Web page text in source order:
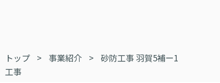
トップ > 事業紹介 > 砂防工事 羽賀5補ー1
工事